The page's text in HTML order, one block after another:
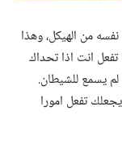
من الهيكل،‏ وهذا
انت اذا تحداك
يسمع للشيطان.‏
تفعل امورا